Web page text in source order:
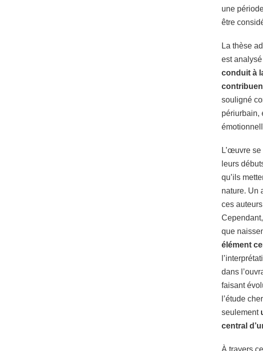
une
être
La thèse
est
conduit à
souligné
périurbain,
L’œuvre
leurs
qu’ils
nature. Un
ces
que
élément
dans
faisant
l’étude
seulement
central
À travers